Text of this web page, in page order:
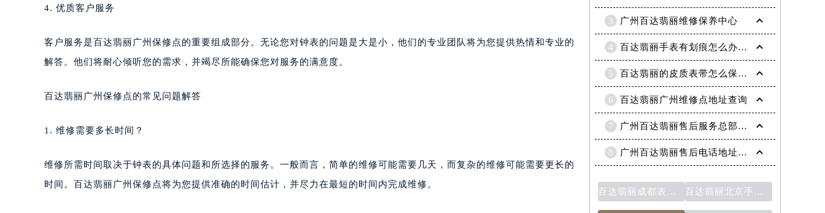
4. 优质客户服务
客户服务是百达翡丽广州保修点的重要组成部分。无论您对钟表的问题是大是小，他们的专业团队将为您提供热情和专业的
解答。他们将耐心倾听您的需求，并竭尽所能确保您对服务的满意度。
百达翡丽广州保修点的常见问题解答
1. 维修需要多长时间？
维修所需时间取决于钟表的具体问题和所选择的服务。一般而言，简单的维修可能需要几天，而复杂的维修可能需要更长的
时间。百达翡丽广州保修点将为您提供准确的时间估计，并尽力在最短的时间内完成维修。
3 广州百达翡丽维修保养中心
4 百达翡丽手表有划痕怎么办？(服务点维修)
5 百达翡丽的皮质表带怎么保养？百达翡丽皮质表带保养技巧(中国手表维修)(手表不走了怎么办)
6 百达翡丽广州维修点地址查询
7 广州百达翡丽售后服务总部电话
8 广州百达翡丽售后电话地址查询
百达翡丽成都表售后地址- 找到维修服务中心的最佳选择 百达翡丽北京手表维修服务网点：提供专业的手表维修服务